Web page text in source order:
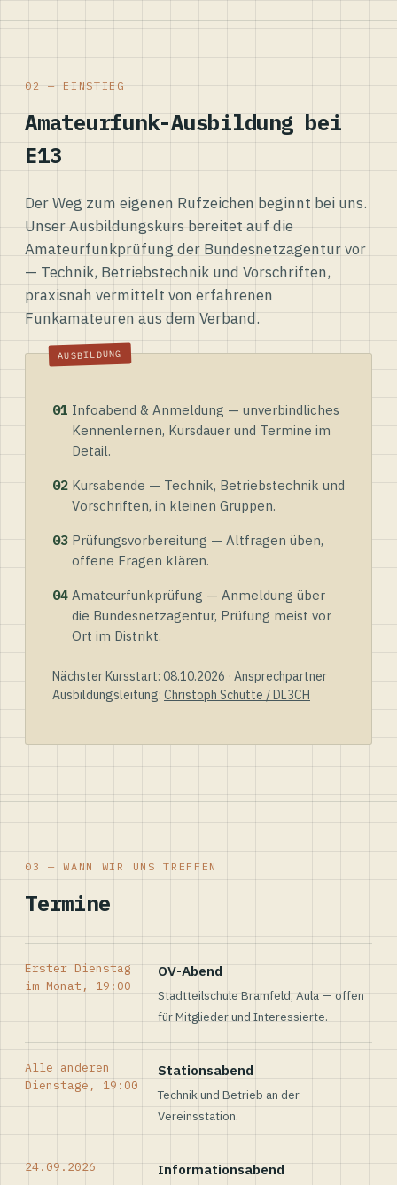
02 — EINSTIEG
Amateurfunk-Ausbildung bei
E13
Der Weg zum eigenen Rufzeichen beginnt bei uns.
Unser Ausbildungskurs bereitet auf die
Amateurfunkprüfung der Bundesnetzagentur vor
— Technik, Betriebstechnik und Vorschriften,
praxisnah vermittelt von erfahrenen
Funkamateuren aus dem Verband.
01 Infoabend & Anmeldung — unverbindliches
Kennenlernen, Kursdauer und Termine im
Detail.
02 Kursabende — Technik, Betriebstechnik und
Vorschriften, in kleinen Gruppen.
03 Prüfungsvorbereitung — Altfragen üben,
offene Fragen klären.
04 Amateurfunkprüfung — Anmeldung über
die Bundesnetzagentur, Prüfung meist vor
Ort im Distrikt.
Nächster Kursstart: 08.10.2026 · Ansprechpartner
Ausbildungsleitung: Christoph Schütte / DL3CH
03 — WANN WIR UNS TREFFEN
Termine
Erster Dienstag
im Monat, 19:00
OV-Abend
Stadtteilschule Bramfeld, Aula — offen
für Mitglieder und Interessierte.
Alle anderen
Dienstage, 19:00
Stationsabend
Technik und Betrieb an der
Vereinsstation.
24.09.2026 Informationsabend